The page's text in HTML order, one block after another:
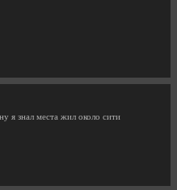
я знал места жил около сити